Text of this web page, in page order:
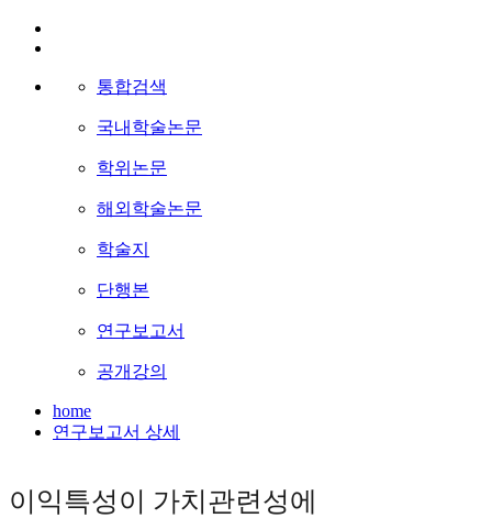
통합검색
국내학술논문
학위논문
해외학술논문
학술지
단행본
연구보고서
공개강의
home
연구보고서 상세
이익특성이 가치관련성에